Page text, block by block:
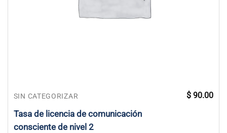
SIN CATEGORIZAR
Tasa de licencia de comunicación
consciente de nivel 2
$ 90.00